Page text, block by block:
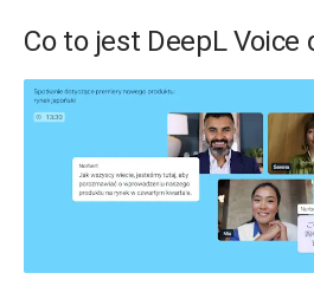
Co to jest DeepL Voice